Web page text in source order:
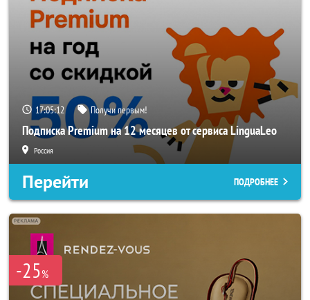
17:05:10 Получи первым!
Подписка Premium на 12 месяцев от сервиса LinguaLeo
Россия
Перейти ПОДРОБНЕЕ
-25%